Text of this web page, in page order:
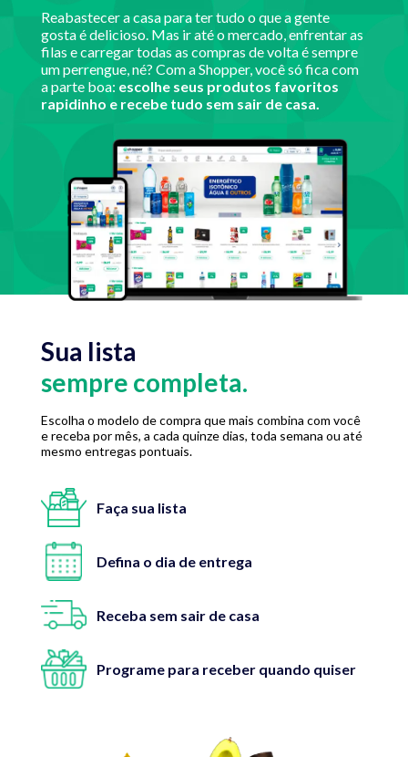
Reabastecer a casa para ter tudo o que a gente
gosta é delicioso. Mas ir até o mercado, enfrentar as
filas e carregar todas as compras de volta é sempre
um perrengue, né? Com a Shopper, você só fica com
a parte boa: escolhe seus produtos favoritos
rapidinho e recebe tudo sem sair de casa.
Sua lista
sempre completa.
Escolha o modelo de compra que mais combina com você
e receba por mês, a cada quinze dias, toda semana ou até
mesmo entregas pontuais.
Faça sua lista
Defina o dia de entrega
Receba sem sair de casa
Programe para receber quando quiser